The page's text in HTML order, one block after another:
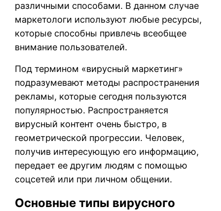
различными способами. В данном случае
маркетологи используют любые ресурсы,
которые способны привлечь всеобщее
внимание пользователей.
Под термином «вирусный маркетинг»
подразумевают методы распространения
рекламы, которые сегодня пользуются
популярностью. Распространяется
вирусный контент очень быстро, в
геометрической прогрессии. Человек,
получив интересующую его информацию,
передает ее другим людям с помощью
соцсетей или при личном общении.
Основные типы вирусного